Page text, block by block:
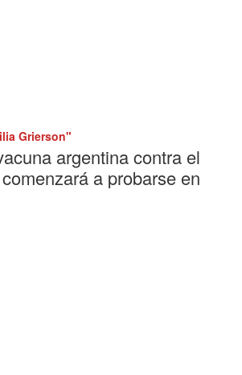
Grierson"
argentina contra el
a probarse en